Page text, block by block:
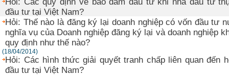
đầu tư tại Việt Nam?
Hỏi: Thế nào là đăng ký lại doanh nghiệp có vốn đầu tư
nghĩa vụ của Doanh nghiệp đăng ký lại và doanh nghiệp
quy định như thế nào?
(18/04/2014)
Hỏi: Các hình thức giải quyết tranh chấp liên quan đến
đầu tư tại Việt Nam?